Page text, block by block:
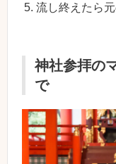
流し終えたら
神社参拝の
で